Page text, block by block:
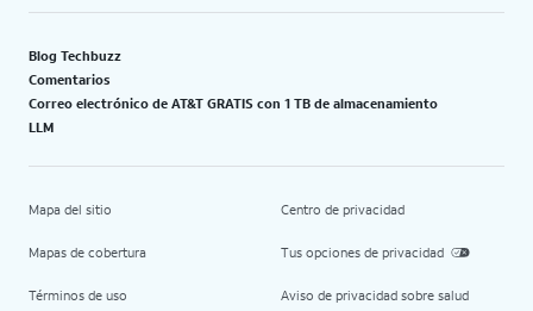
Blog Techbuzz
Comentarios
Correo electrónico de AT&T GRATIS con 1 TB de almacenamiento
LLM
Mapa del sitio
Mapas de cobertura
Términos de uso
Centro de privacidad
Tus opciones de privacidad
Aviso de privacidad sobre salud